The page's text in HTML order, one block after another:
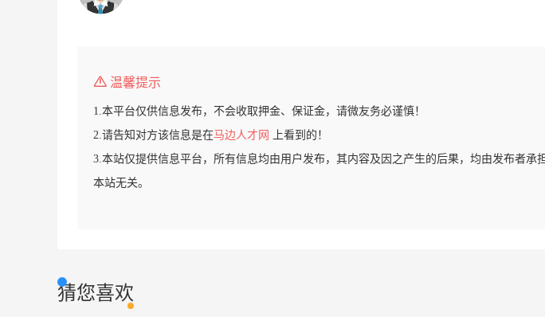
温馨提示
1.本平台仅供信息发布，不会收取押金、保证金，请微友务必谨慎！
2.请告知对方该信息是在马边人才网
上看到的！
3.本站仅提供信息平台，所有信息均由用户发布，其内容及因之产生的后果，均由发布者承
本站无关。
猜您喜欢